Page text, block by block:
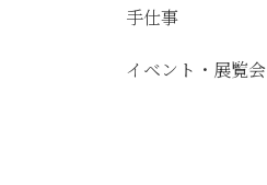
手仕事
イベント・展覧会